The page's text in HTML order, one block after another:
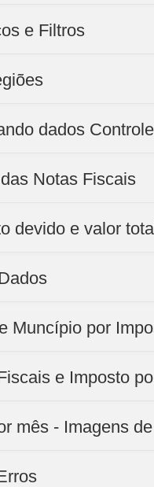
e Filtros
dados
Notas Fiscais
devido e valor
Muncípio por
e Imposto
mês - Imagens